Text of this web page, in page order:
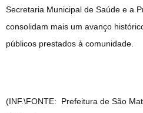
Secretaria Municipal de Saúde e a
consolidam mais um avanço
públicos prestados à comunidade.
(INF.\FONTE: Prefeitura de São